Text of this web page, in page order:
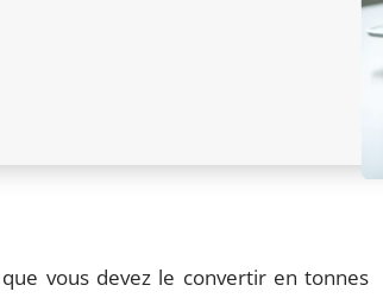
vous devez le convertir en tonnes